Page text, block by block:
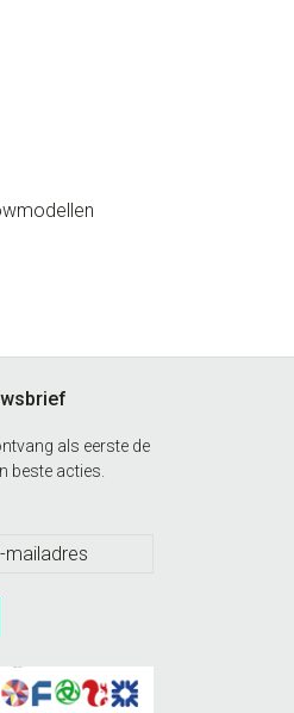
als eerste de
beste acties.